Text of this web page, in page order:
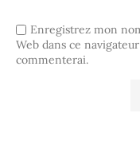
Enregistrez mon
Web dans ce
commenterai.